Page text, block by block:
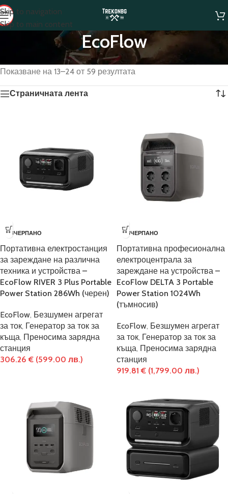
Skip to navigation
Skip to main content
EcoFlow
Страница 2
Показване на 13–24 от 59 резултата
Страничната лента
ИЗЧЕРПАНО
Портативна електростанция
за зареждане на различна
техника и устройства –
EcoFlow RIVER 3 Plus Portable
Power Station 286Wh (черен)
EcoFlow, Безшумен агрегат
за ток, Генератор за ток за
къща, Преносима зарядна
станция
306.26€ (599.00 лв.)
ИЗЧЕРПАНО
Портативна професионална
електроцентрала за
зареждане на устройства –
EcoFlow DELTA 3 Portable
Power Station 1024Wh
(тъмносив)
EcoFlow, Безшумен агрегат
за ток, Генератор за ток за
къща, Преносима зарядна
станция
919.81€ (1,799.00 лв.)